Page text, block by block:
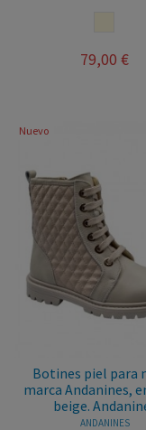
79,00 €
Nuevo
Botines piel para
marca Andanines,
beige.
ANDANINES